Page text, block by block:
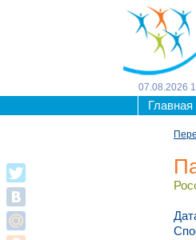
07 08 2026
Главная